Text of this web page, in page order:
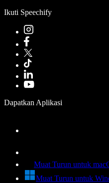
Ikuti Speechify
Dapatkan Aplikasi
Muat Turun untuk
Muat Turun untuk